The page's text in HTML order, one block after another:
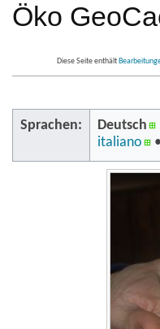
Öko
Diese Seite enthält
Sprachen: Deutsch
italiano • ‎